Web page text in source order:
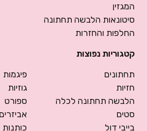
המגזין
סיטונאות הלבשה תחתונה
החלפות והחזרות
קטגוריות נפוצות
תחתונים
חזיות
הלבשה תחתונה לכלה
סטים
בייבי דול
פיגמות
גוזיות
ספורט
אביזרים